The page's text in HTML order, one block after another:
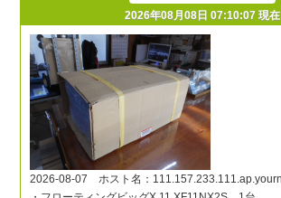
2026年08月08日 07:10:07 現在